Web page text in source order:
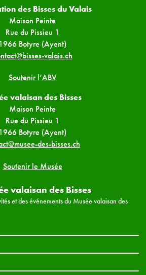
des Bisses du Valais
Maison Peinte
Rue du Pissieu 1
1966 Botyre (Ayent)
valais.ch
Soutenir l’ABV
valaisan des Bisses
Maison Peinte
Rue du Pissieu 1
1966 Botyre (Ayent)
des-bisses.ch
Soutenir le Musée
valaisan des Bisses
et des événements du Musée valaisan des